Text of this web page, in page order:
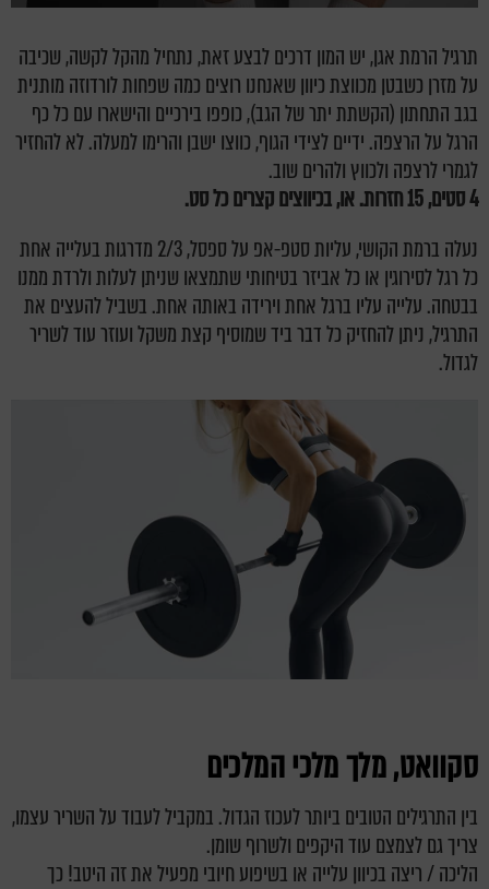
תרגיל הרמת אגן, יש המון דרכים לבצע זאת, נתחיל מהקל לקשה, שכיבה
על מזרן כשבטן מכווצת כיוון שאנחנו רוצים כמה שפחות לורדוזה מותנית
בגב התחתון (הקשתת יתר של הגב), כופפו בירכיים והישארו עם כל כף
הרגל על הרצפה. ידיים לצידי הגוף, כווצו ישבן והרימו למעלה. לא להחזיר
לגמרי לרצפה ולכווץ ולהרים שוב.
4 סטים, 15 חזרות. או, בכיווצים קצרים כל סט.
נעלה ברמת הקושי, עליות סטפ-אפ על ספסל, 2/3 מדרגות בעלייה אחת
כל רגל לסירוגין או כל אביזר בטיחותי שתמצאו שניתן לעלות ולרדת ממנו
בבטחה. עלייה עליו ברגל אחת וירידה באותה אחת. בשביל להעצים את
התרגיל, ניתן להחזיק כל דבר ביד שמוסיף קצת משקל ועוזר עוד לשריר
לגדול.
סקוואט, מלך מלכי המלכים
בין התרגילים הטובים ביותר לעכוז הגדול. במקביל לעבוד על השריר עצמו,
צריך גם לצמצם עוד היקפים ולשרוף שומן.
הליכה / ריצה בכיוון עלייה או בשיפוע חיובי מפעיל את זה היטב! כך